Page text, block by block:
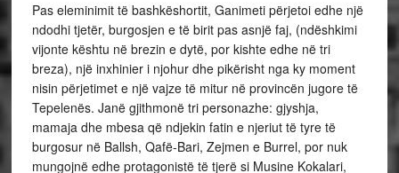
Pas eleminimit të bashkëshortit, Ganimeti përjetoi edhe një
ndodhi tjetër, burgosjen e të birit pas asnjë faj, (ndëshkimi
vijonte kështu në brezin e dytë, por kishte edhe në tri
breza), një inxhinier i njohur dhe pikërisht nga ky moment
nisin përjetimet e një vajze të mitur në provincën jugore të
Tepelenës. Janë gjithmonë tri personazhe: gjyshja,
mamaja dhe mbesa që ndjekin fatin e njeriut të tyre të
burgosur në Ballsh, Qafë-Bari, Zejmen e Burrel, por nuk
mungojnë edhe protagonistë të tjerë si Musine Kokalari,